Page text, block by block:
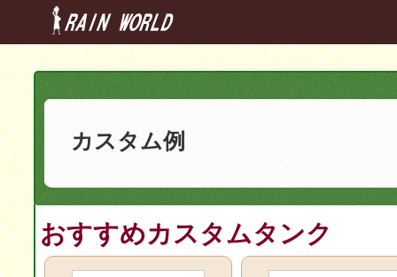
カスタム例
おすすめカスタムタンク